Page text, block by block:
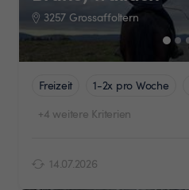
3257 Grossaffoltern
Freizeit 1-2x pro Woche
+4 weitere Kriterien
14.07.2026